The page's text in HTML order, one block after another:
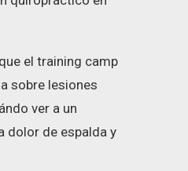
el training camp
sobre lesiones
ver a un
dolor de espalda y